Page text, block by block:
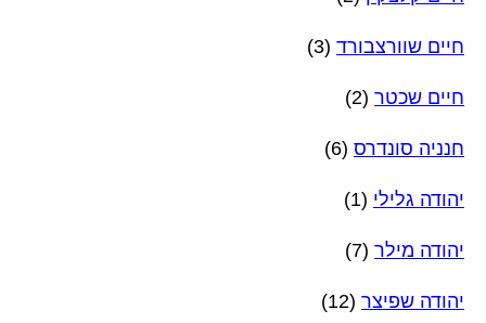
חיים שוורצבורד (3)
חיים שכטר (2)
חנניה סונדרס (6)
יהודה גלילי (1)
יהודה מילר (7)
יהודה שפיצר (12)